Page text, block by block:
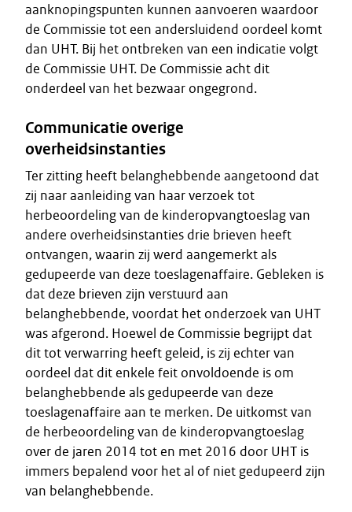
aanknopingspunten kunnen aanvoeren waardoor
de Commissie tot een andersluidend oordeel komt
dan UHT. Bij het ontbreken van een indicatie volgt
de Commissie UHT. De Commissie acht dit
onderdeel van het bezwaar ongegrond.
Communicatie overige
overheidsinstanties
Ter zitting heeft belanghebbende aangetoond dat
zij naar aanleiding van haar verzoek tot
herbeoordeling van de kinderopvangtoeslag van
andere overheidsinstanties drie brieven heeft
ontvangen, waarin zij werd aangemerkt als
gedupeerde van deze toeslagenaffaire. Gebleken is
dat deze brieven zijn verstuurd aan
belanghebbende, voordat het onderzoek van UHT
was afgerond. Hoewel de Commissie begrijpt dat
dit tot verwarring heeft geleid, is zij echter van
oordeel dat dit enkele feit onvoldoende is om
belanghebbende als gedupeerde van deze
toeslagenaffaire aan te merken. De uitkomst van
de herbeoordeling van de kinderopvangtoeslag
over de jaren 2014 tot en met 2016 door UHT is
immers bepalend voor het al of niet gedupeerd zijn
van belanghebbende.